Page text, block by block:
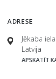
ADRESE
Jēkaba
Latvija
APSKATĪT